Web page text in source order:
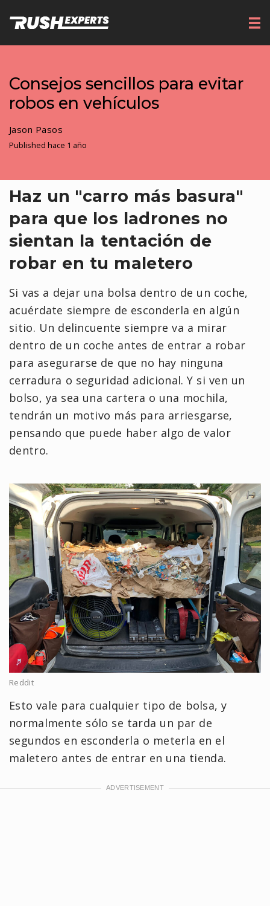
Consejos sencillos para evitar
robos en vehículos
Jason Pasos
Published hace 1 año
Haz un "carro más basura"
para que los ladrones no
sientan la tentación de
robar en tu maletero
Si vas a dejar una bolsa dentro de un coche,
acuérdate siempre de esconderla en algún
sitio. Un delincuente siempre va a mirar
dentro de un coche antes de entrar a robar
para asegurarse de que no hay ninguna
cerradura o seguridad adicional. Y si ven un
bolso, ya sea una cartera o una mochila,
tendrán un motivo más para arriesgarse,
pensando que puede haber algo de valor
dentro.
Reddit
Esto vale para cualquier tipo de bolsa, y
normalmente sólo se tarda un par de
segundos en esconderla o meterla en el
maletero antes de entrar en una tienda.